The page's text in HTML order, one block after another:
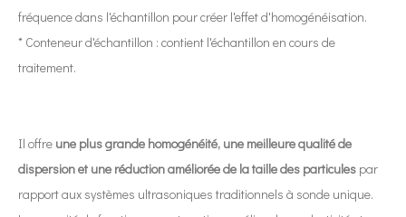
fréquence dans l'échantillon pour créer l'effet d'homogénéisation.
* Conteneur d'échantillon : contient l'échantillon en cours de
traitement.
Il offre une plus grande homogénéité, une meilleure qualité de
dispersion et une réduction améliorée de la taille des particules par
rapport aux systèmes ultrasoniques traditionnels à sonde unique.